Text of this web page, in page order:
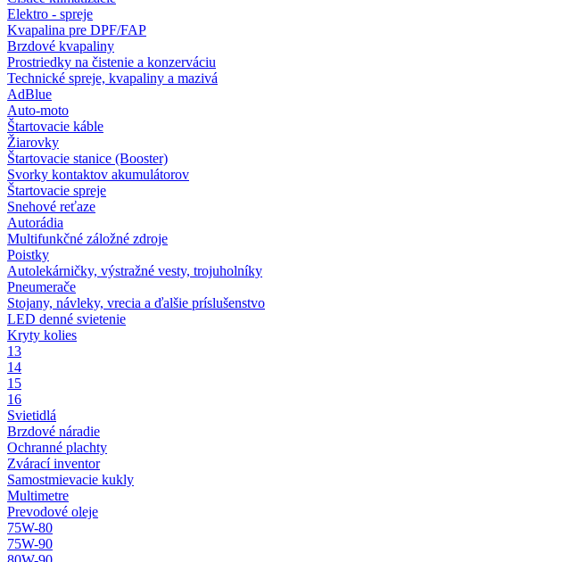
Elektro - spreje
Kvapalina pre DPF/FAP
Brzdové kvapaliny
Prostriedky na čistenie a konzerváciu
Technické spreje, kvapaliny a mazivá
AdBlue
Auto-moto
Štartovacie káble
Žiarovky
Štartovacie stanice (Booster)
Svorky kontaktov akumulátorov
Štartovacie spreje
Snehové reťaze
Autorádia
Multifunkčné záložné zdroje
Poistky
Autolekárničky, výstražné vesty, trojuholníky
Pneumerače
Stojany, návleky, vrecia a ďalšie príslušenstvo
LED denné svietenie
Kryty kolies
13
14
15
16
Svietidlá
Brzdové náradie
Ochranné plachty
Zvárací inventor
Samostmievacie kukly
Multimetre
Prevodové oleje
75W-80
75W-90